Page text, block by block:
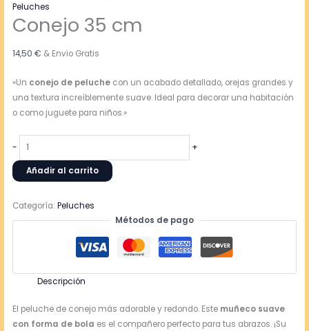
Peluches
Conejo 35 cm
14,50€ & Envio Gratis
«Un conejo de peluche con un acabado detallado, orejas grandes y
una textura increíblemente suave. Ideal para decorar una habitación
o como juguete para niños.»
- +
Añadir al carrito
Categoría:Peluches
Métodos de pago
Descripción
El peluche de conejo más adorable y redondo. Este muñeco suave
con forma de bola es el compañero perfecto para tus abrazos. ¡Su